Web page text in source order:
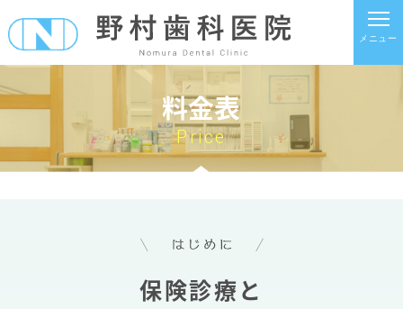
メニュー
料金表
Price
保険診療と